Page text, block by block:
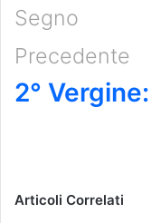
Segno
Precedente
2° Vergine:
Articoli Correlati